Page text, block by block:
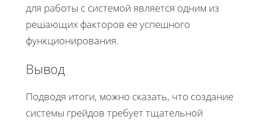
для работы с системой является одним из
решающих факторов ее успешного
функционирования.
Вывод
Подводя итоги, можно сказать, что создание
системы грейдов требует тщательной